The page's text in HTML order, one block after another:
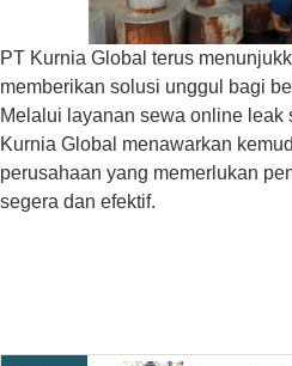
PT Kurnia Global terus
memberikan solusi unggul bagi
Melalui layanan sewa online leak
Kurnia Global menawarkan
perusahaan yang memerlukan
segera dan efektif.